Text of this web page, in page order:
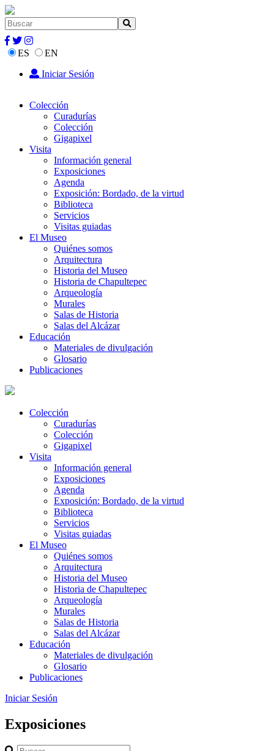
ES
EN
Iniciar Sesión
Colección
Curadurías
Colección
Gigapixel
Visita
Información general
Exposiciones
Agenda
Exposición: Bordado, de la virtud
Biblioteca
Servicios
Visitas guiadas
El Museo
Quiénes somos
Arquitectura
Historia del Museo
Historia de Chapultepec
Arqueología
Murales
Salas de Historia
Salas del Alcázar
Educación
Materiales de divulgación
Glosario
Publicaciones
Colección
Curadurías
Colección
Gigapixel
Visita
Información general
Exposiciones
Agenda
Exposición: Bordado, de la virtud
Biblioteca
Servicios
Visitas guiadas
El Museo
Quiénes somos
Arquitectura
Historia del Museo
Historia de Chapultepec
Arqueología
Murales
Salas de Historia
Salas del Alcázar
Educación
Materiales de divulgación
Glosario
Publicaciones
Iniciar Sesión
Exposiciones